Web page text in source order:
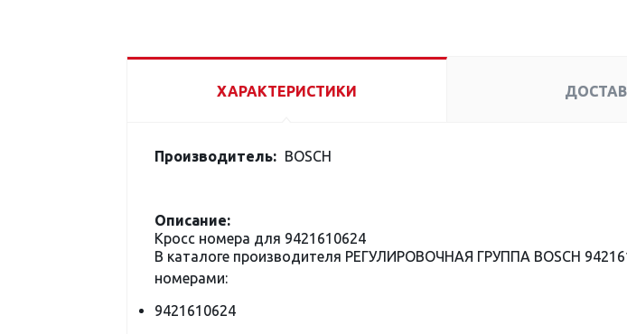
ХАРАКТЕРИСТИКИ
Производитель: BOSCH
Описание:
Кросс номера для 9421610624
В каталоге производителя РЕГУЛИРОВОЧНАЯ ГРУППА BOSCH
номерами:
9421610624